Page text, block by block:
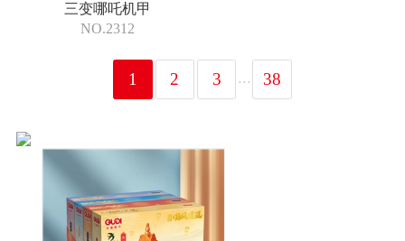
三变哪吒机甲
NO.2312
1 2 3 ... 38